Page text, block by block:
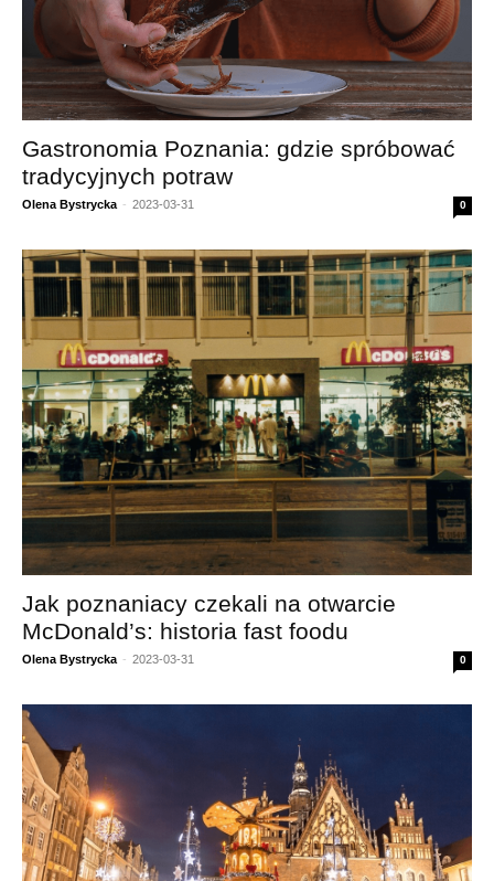
Gastronomia Poznania: gdzie spróbować
tradycyjnych potraw
Olena Bystrycka - 2023-03-31 0
Jak poznaniacy czekali na otwarcie
McDonald’s: historia fast foodu
Olena Bystrycka - 2023-03-31 0